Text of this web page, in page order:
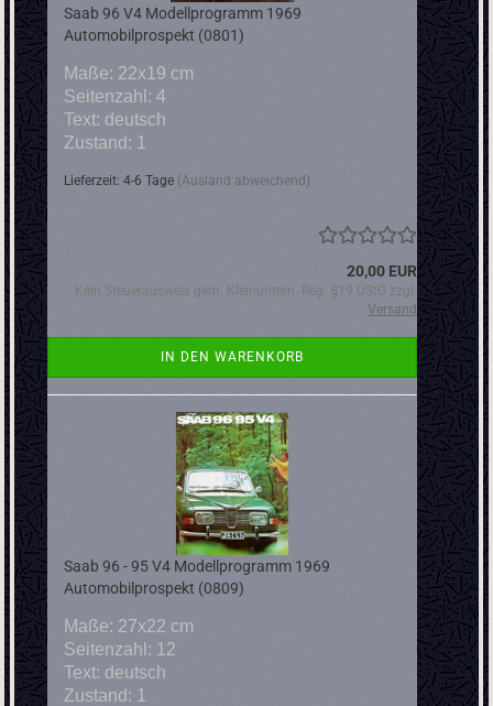
Saab 96 V4 Modellprogramm 1969
Automobilprospekt (0801)
Maße: 22x19 cm
Seitenzahl: 4
Text: deutsch
Zustand: 1
Lieferzeit: 4-6 Tage (Ausland abweichend)
20,00 EUR
Kein Steuerausweis gem. Kleinuntern.-Reg. §19 UStG zzgl.
Versand
IN DEN WARENKORB
Saab 96 - 95 V4 Modellprogramm 1969
Automobilprospekt (0809)
Maße: 27x22 cm
Seitenzahl: 12
Text: deutsch
Zustand: 1